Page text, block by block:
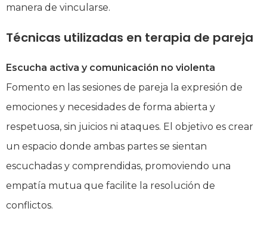
manera de vincularse.
Técnicas utilizadas en terapia de pareja
Escucha activa y comunicación no violenta
Fomento en las sesiones de pareja la expresión de
emociones y necesidades de forma abierta y
respetuosa, sin juicios ni ataques. El objetivo es crear
un espacio donde ambas partes se sientan
escuchadas y comprendidas, promoviendo una
empatía mutua que facilite la resolución de
conflictos.